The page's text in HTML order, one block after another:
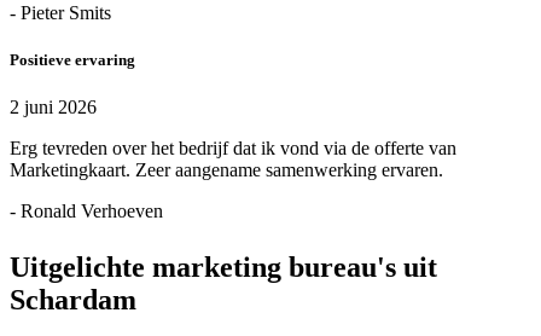
- Pieter Smits
Positieve ervaring
2 juni 2026
Erg tevreden over het bedrijf dat ik vond via de offerte van
Marketingkaart. Zeer aangename samenwerking ervaren.
- Ronald Verhoeven
Uitgelichte marketing bureau's uit
Schardam